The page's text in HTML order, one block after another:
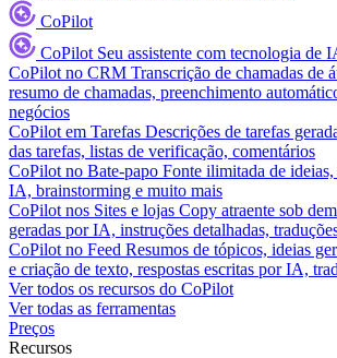
CoPilot
CoPilot Seu assistente com tecnologia de
CoPilot no CRM Transcrição de chamadas de
resumo de chamadas, preenchimento
negócios
CoPilot em Tarefas Descrições de tarefas
das tarefas, listas de verificação, comentários
CoPilot no Bate-papo Fonte ilimitada de
IA, brainstorming e muito mais
CoPilot nos Sites e lojas Copy atraente sob
geradas por IA, instruções detalhadas,
CoPilot no Feed Resumos de tópicos, ideias
e criação de texto, respostas escritas por IA,
Ver todos os recursos do CoPilot
Ver todas as ferramentas
Preços
Recursos